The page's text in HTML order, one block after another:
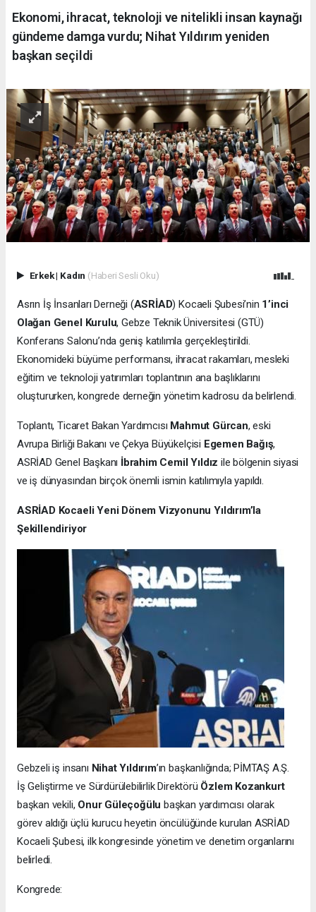
Ekonomi, ihracat, teknoloji ve nitelikli insan kaynağı
gündeme damga vurdu; Nihat Yıldırım yeniden
başkan seçildi
Erkek| Kadın (Haberi Sesli Oku)
Asrın İş İnsanları Derneği (ASRİAD) Kocaeli Şubesi’nin 1’inci
Olağan Genel Kurulu, Gebze Teknik Üniversitesi (GTÜ)
Konferans Salonu’nda geniş katılımla gerçekleştirildi.
Ekonomideki büyüme performansı, ihracat rakamları, mesleki
eğitim ve teknoloji yatırımları toplantının ana başlıklarını
oluştururken, kongrede derneğin yönetim kadrosu da belirlendi.
Toplantı, Ticaret Bakan Yardımcısı Mahmut Gürcan, eski
Avrupa Birliği Bakanı ve Çekya Büyükelçisi Egemen Bağış,
ASRİAD Genel Başkanı İbrahim Cemil Yıldız ile bölgenin siyasi
ve iş dünyasından birçok önemli ismin katılımıyla yapıldı.
ASRİAD Kocaeli Yeni Dönem Vizyonunu Yıldırım’la
Şekillendiriyor
Gebzeli iş insanı Nihat Yıldırım’ın başkanlığında; PİMTAŞ A.Ş.
İş Geliştirme ve Sürdürülebilirlik Direktörü Özlem Kozankurt
başkan vekili, Onur Güleçoğülu başkan yardımcısı olarak
görev aldığı üçlü kurucu heyetin öncülüğünde kurulan ASRİAD
Kocaeli Şubesi, ilk kongresinde yönetim ve denetim organlarını
belirledi.
Kongrede: